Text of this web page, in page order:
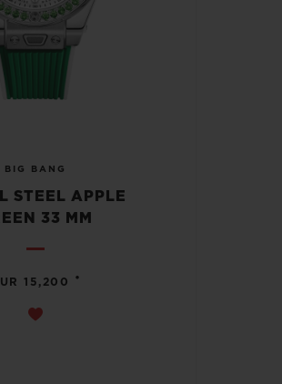
BIG BANG
STEEL APPLE
33 MM
15,200 •